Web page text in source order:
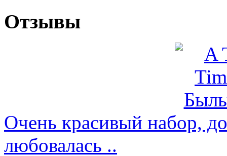
Отзывы
Очень красивый набор,
любовалась ..